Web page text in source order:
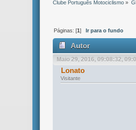
Clube Português Motociclismo »
Páginas: [1] Ir para o fundo
Autor
Maio 29, 2016, 09:08:32,
Lonato
Visitante